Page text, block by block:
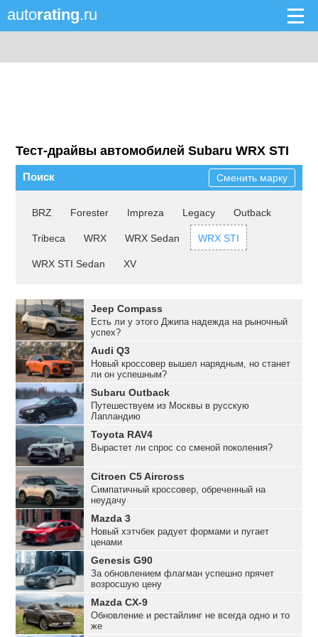
autorating.ru
Тест-драйвы автомобилей Subaru WRX STI
Поиск Сменить марку
BRZ Forester Impreza Legacy Outback
Tribeca WRX WRX Sedan WRX STI
WRX STI Sedan XV
Jeep Compass
Есть ли у этого Джипа надежда на рыночный
успех?
Audi Q3
Новый кроссовер вышел нарядным, но станет
ли он успешным?
Subaru Outback
Путешествуем из Москвы в русскую
Лапландию
Toyota RAV4
Вырастет ли спрос со сменой поколения?
Citroen C5 Aircross
Симпатичный кроссовер, обреченный на
неудачу
Mazda 3
Новый хэтчбек радует формами и пугает
ценами
Genesis G90
За обновлением флагман успешно прячет
возросшую цену
Mazda CX-9
Обновление и рестайлинг не всегда одно и то
же